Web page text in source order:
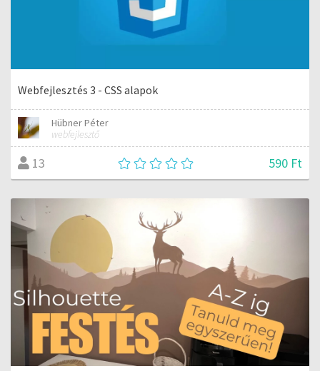
Webfejlesztés 3 - CSS alapok
Hübner Péter
webfejlesztő
13 590 Ft